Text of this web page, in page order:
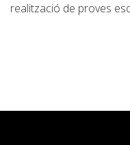
realització de proves